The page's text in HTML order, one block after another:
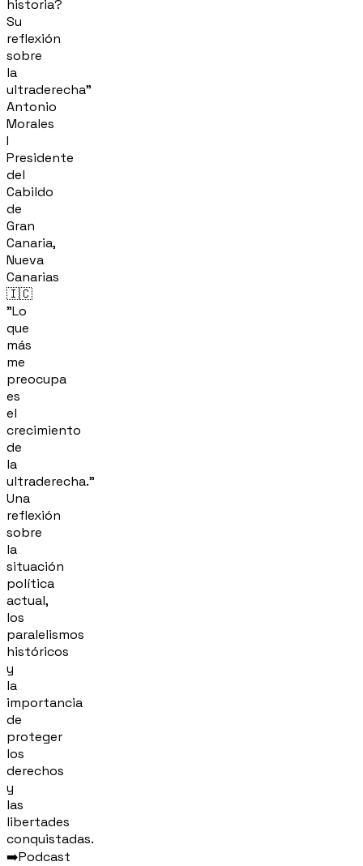
historia?
Su
reflexión
sobre
la
ultraderecha"
Antonio
Morales
I
Presidente
del
Cabildo
de
Gran
Canaria,
Nueva
Canarias
🇮🇨
"Lo
que
más
me
preocupa
es
el
crecimiento
de
la
ultraderecha."
Una
reflexión
sobre
la
situación
política
actual,
los
paralelismos
históricos
y
la
importancia
de
proteger
los
derechos
y
las
libertades
conquistadas.
➡️Podcast